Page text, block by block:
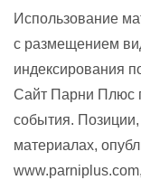
Использование
с размещением
индексирования
Сайт Парни Плюс
события.
материалах,